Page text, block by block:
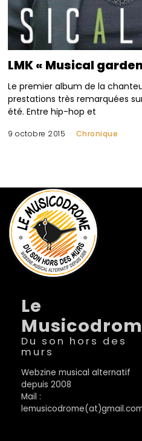
LMK « Musical
Le premier album de la
prestations très remarquées
été. Entre hip-hop et
9 octobre 2015 Chronique
Le
Du son hors des
murs
Webzine musical alternatif
depuis 2008
Mail :